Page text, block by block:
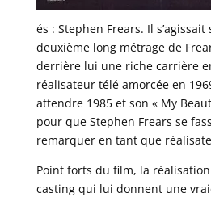
és : Stephen Frears. Il
deuxième long métrage de
derrière lui une riche carrière
réalisateur télé amorcée en
attendre 1985 et son « My
pour que Stephen Frears se
remarquer en tant que
Point forts du film, la
casting qui lui donnent une